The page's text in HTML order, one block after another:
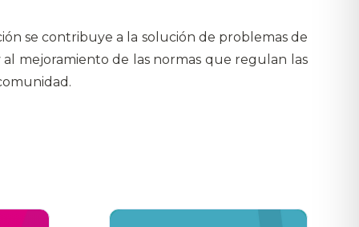
se contribuye a la solución de problemas de
mejoramiento de las normas que regulan las